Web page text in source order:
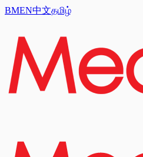
BMEN中文தமிழ்